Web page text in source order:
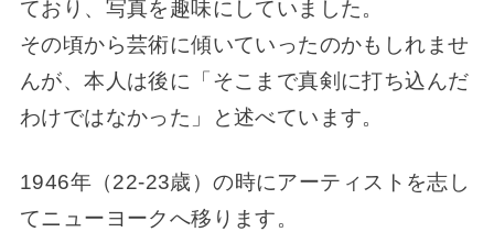
ており、写真を趣味にしていました。
その頃から芸術に傾いていったのかもしれませ
んが、本人は後に「そこまで真剣に打ち込んだ
わけではなかった」と述べています。
1946年（22-23歳）の時にアーティストを志し
てニューヨークへ移ります。